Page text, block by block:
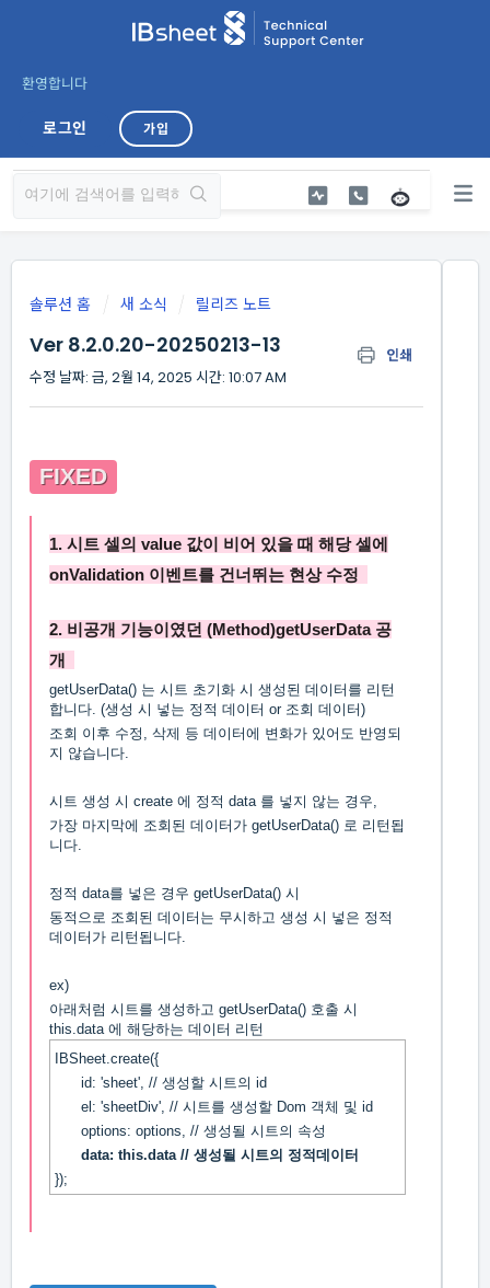
환영합니다
로그인 가입
솔루션 홈 새 소식 릴리즈 노트
Ver 8.2.0.20-20250213-13
인쇄
수정 날짜: 금, 2월 14, 2025 시간: 10:07 AM
FIXED
1. 시트 셀의 value 값이 비어 있을 때 해당 셀에
onValidation 이벤트를 건너뛰는 현상 수정
2. 비공개 기능이였던 (Method)getUserData 공
개
getUserData() 는 시트 초기화 시 생성된 데이터를 리턴
합니다. (생성 시 넣는 정적 데이터 or 조회 데이터)
조회 이후 수정, 삭제 등 데이터에 변화가 있어도 반영되
지 않습니다.
시트 생성 시 create 에 정적 data 를 넣지 않는 경우,
가장 마지막에 조회된 데이터가 getUserData() 로 리턴됩
니다.
정적 data를 넣은 경우 getUserData() 시
동적으로 조회된 데이터는 무시하고 생성 시 넣은 정적
데이터가 리턴됩니다.
ex)
아래처럼 시트를 생성하고 getUserData() 호출 시
this.data 에 해당하는 데이터 리턴
IBSheet.create({
id: 'sheet', // 생성할 시트의 id
el: 'sheetDiv', // 시트를 생성할 Dom 객체 및 id
options: options, // 생성될 시트의 속성
data: this.data // 생성될 시트의 정적데이터
});